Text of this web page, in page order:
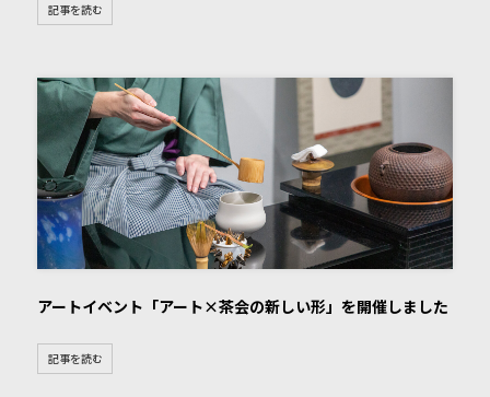
記事を読む
アートイベント「アート×茶会の新しい形」を開催しました
記事を読む